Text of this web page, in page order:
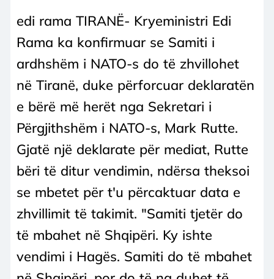
edi rama TIRANË- Kryeministri Edi
Rama ka konfirmuar se Samiti i
ardhshëm i NATO-s do të zhvillohet
në Tiranë, duke përforcuar deklaratën
e bërë më herët nga Sekretari i
Përgjithshëm i NATO-s, Mark Rutte.
Gjatë një deklarate për mediat, Rutte
bëri të ditur vendimin, ndërsa theksoi
se mbetet për t'u përcaktuar data e
zhvillimit të takimit. "Samiti tjetër do
të mbahet në Shqipëri. Ky ishte
vendimi i Hagës. Samiti do të mbahet